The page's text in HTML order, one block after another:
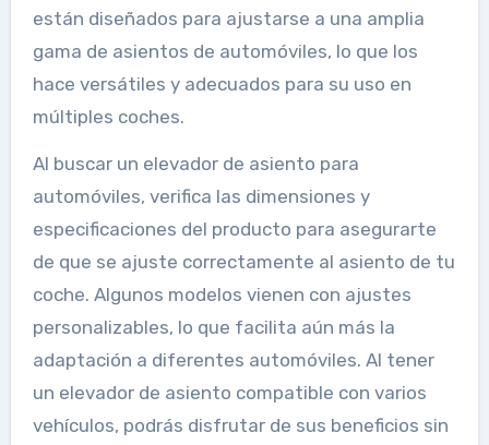
están diseñados para ajustarse a una amplia
gama de asientos de automóviles, lo que los
hace versátiles y adecuados para su uso en
múltiples coches.
Al buscar un elevador de asiento para
automóviles, verifica las dimensiones y
especificaciones del producto para asegurarte
de que se ajuste correctamente al asiento de tu
coche. Algunos modelos vienen con ajustes
personalizables, lo que facilita aún más la
adaptación a diferentes automóviles. Al tener
un elevador de asiento compatible con varios
vehículos, podrás disfrutar de sus beneficios sin